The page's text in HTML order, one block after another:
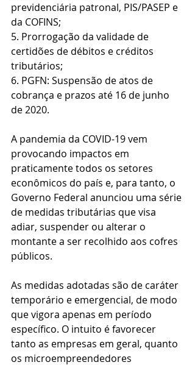
previdenciária patronal, PIS/PASEP e
da COFINS;
5. Prorrogação da validade de
certidões de débitos e créditos
tributários;
6. PGFN: Suspensão de atos de
cobrança e prazos até 16 de junho
de 2020.
A pandemia da COVID-19 vem
provocando impactos em
praticamente todos os setores
econômicos do país e, para tanto, o
Governo Federal anunciou uma série
de medidas tributárias que visa
adiar, suspender ou alterar o
montante a ser recolhido aos cofres
públicos.
As medidas adotadas são de caráter
temporário e emergencial, de modo
que vigora apenas em período
específico. O intuito é favorecer
tanto as empresas em geral, quanto
os microempreendedores